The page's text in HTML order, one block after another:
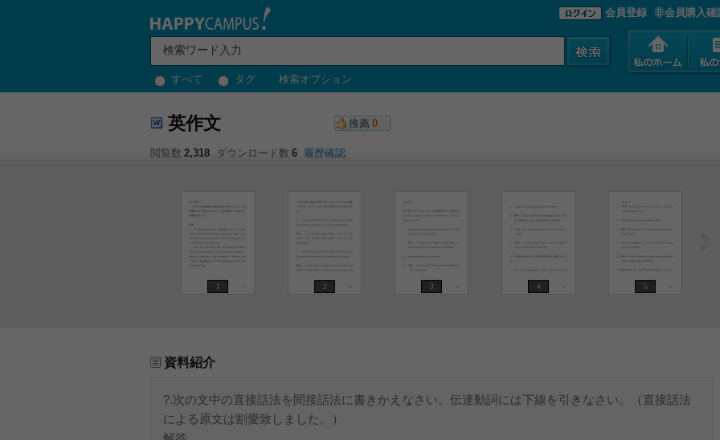
すべて タグ 検索オプション
会員登録 非会員購入確
英作文 推薦 0
閲覧数 2,318 ダウンロード数 6 履歴確認
1 2 3 4 5
資料紹介
?.次の文中の直接話法を間接話法に書きかえなさい。伝達動詞には下線を引きなさい。（直接話法
による原文は割愛致しました。）